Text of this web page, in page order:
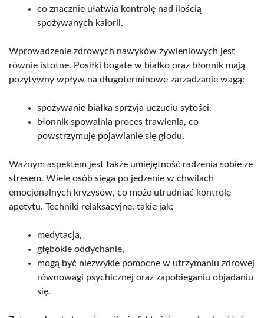
co znacznie ułatwia kontrolę nad ilością
spożywanych kalorii.
Wprowadzenie zdrowych nawyków żywieniowych jest
równie istotne. Posiłki bogate w białko oraz błonnik mają
pozytywny wpływ na długoterminowe zarządzanie wagą:
spożywanie białka sprzyja uczuciu sytości,
błonnik spowalnia proces trawienia, co
powstrzymuje pojawianie się głodu.
Ważnym aspektem jest także umiejętność radzenia sobie ze
stresem. Wiele osób sięga po jedzenie w chwilach
emocjonalnych kryzysów, co może utrudniać kontrolę
apetytu. Techniki relaksacyjne, takie jak:
medytacja,
głębokie oddychanie,
mogą być niezwykle pomocne w utrzymaniu zdrowej
równowagi psychicznej oraz zapobieganiu objadaniu
się.